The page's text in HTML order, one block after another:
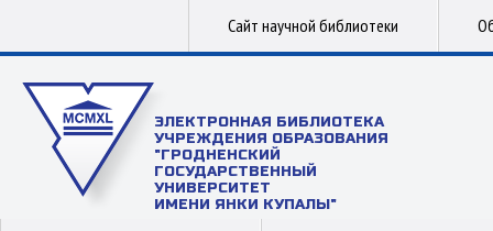
Сайт научной библиотеки
ЭЛЕКТРОННАЯ БИБЛИОТЕКА
УЧРЕЖДЕНИЯ ОБРАЗОВАНИЯ
"ГРОДНЕНСКИЙ
ГОСУДАРСТВЕННЫЙ
УНИВЕРСИТЕТ
ИМЕНИ ЯНКИ КУПАЛЫ"